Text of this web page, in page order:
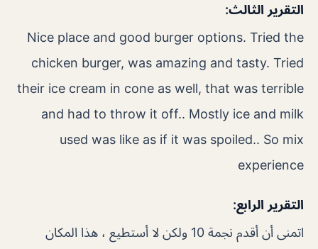
التقرير الثالث:
Nice place and good burger options. Tried the
chicken burger, was amazing and tasty. Tried
their ice cream in cone as well, that was terrible
and had to throw it off.. Mostly ice and milk
used was like as if it was spoiled.. So mix
experience
التقرير الرابع:
اتمنى أن أقدم نجمة 10 ولكن لا أستطيع ، هذا المكان